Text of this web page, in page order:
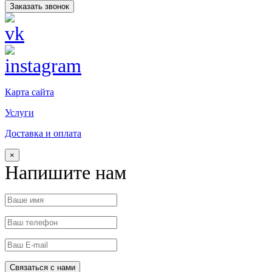
Заказать звонок
Карта сайта
Услуги
Доставка и оплата
×
Напишите нам